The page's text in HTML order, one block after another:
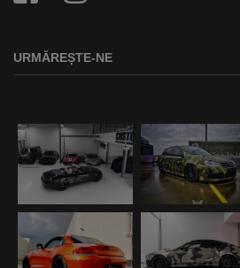
URMĂREȘTE-NE